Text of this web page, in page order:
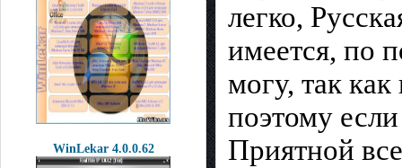
WinLekar 4.0.0.62
легко,
имеется, по
могу, так
поэтому
Приятной